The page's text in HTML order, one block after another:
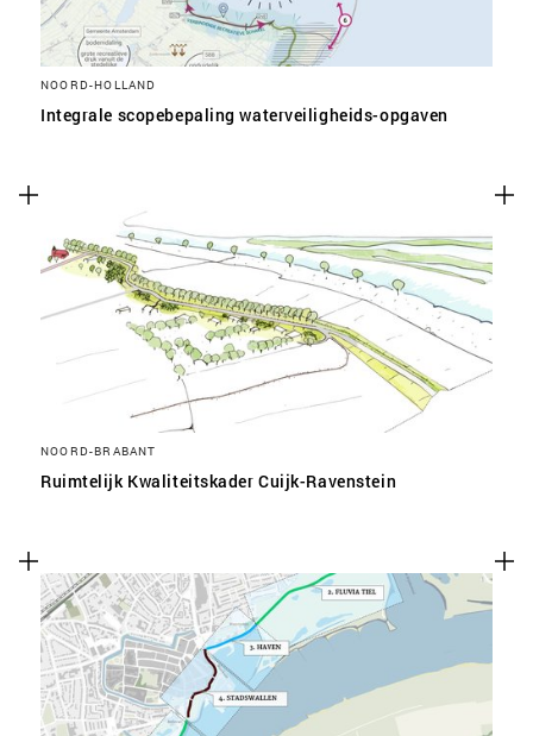
NOORD-HOLLAND
Integrale scopebepaling waterveiligheids-opgaven
NOORD-BRABANT
Ruimtelijk Kwaliteitskader Cuijk-Ravenstein